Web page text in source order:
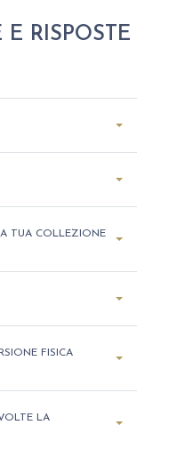
RISPOSTE
TUA COLLEZIONE
FISICA
LA